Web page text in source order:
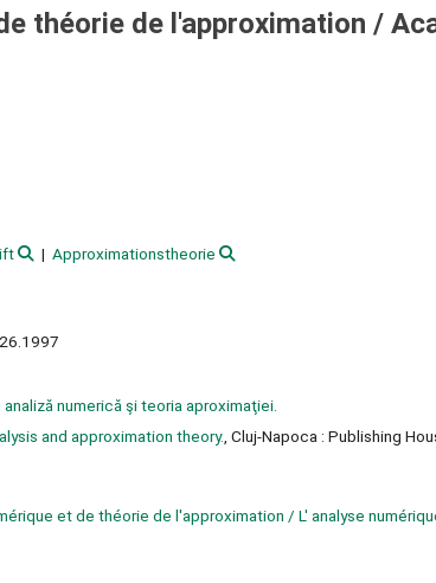
théorie de l'approximation /
Approximationstheorie
numerică şi teoria aproximaţiei.
and approximation theory., Cluj-Napoca : Publishing
et de théorie de l'approximation / L' analyse